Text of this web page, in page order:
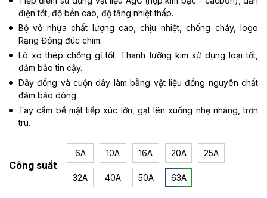
điện tốt, độ bền cao, độ tăng nhiệt thấp.
Bộ vỏ nhựa chất lượng cao, chịu nhiệt, chống cháy, logo
Rạng Đông đúc chìm.
Lò xo thép chống gỉ tốt. Thanh lưỡng kim sử dụng loại tốt,
đảm bảo tin cậy.
Dây đồng và cuộn dây làm bằng vật liệu đồng nguyên chất
đảm bảo dòng.
Tay cầm bề mặt tiếp xúc lớn, gạt lên xuống nhẹ nhàng, trơn
tru.
Công suất
6A 10A 16A 20A 25A
32A 40A 50A 63A